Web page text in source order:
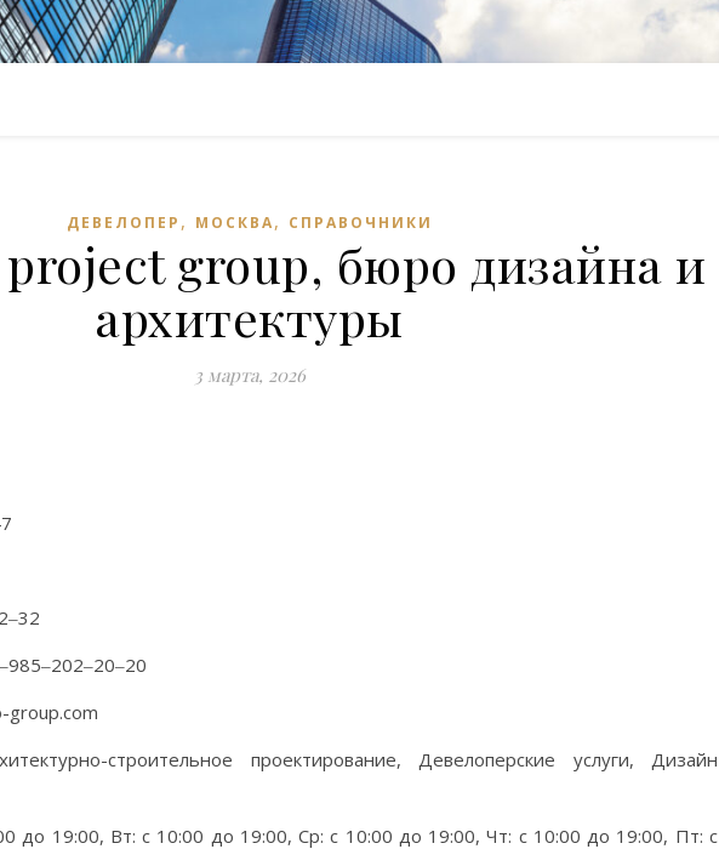
ДЕВЕЛОПЕР , МОСКВА, СПРАВОЧНИКИ
group, бюро дизайна и
архитектуры
3 марта, 2026
строительное проектирование, Девелоперские услуги, Дизайн
до 19:00, Вт: с 10:00 до 19:00, Ср: с 10:00 до 19:00, Чт: с 10:00 до 19:00, Пт: с